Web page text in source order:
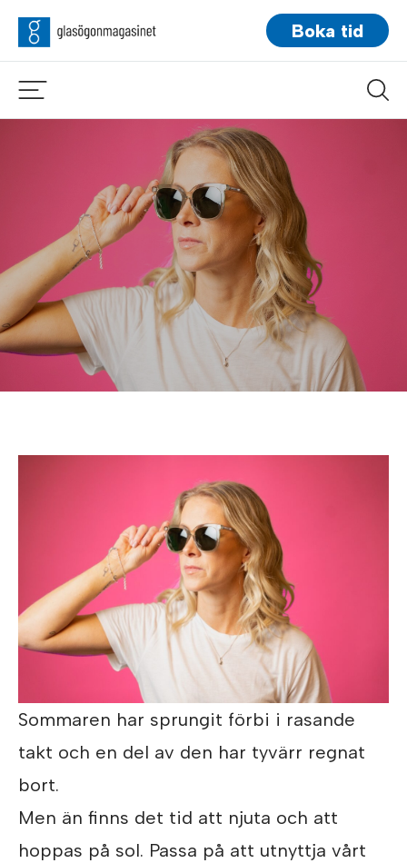
Boka tid
Sommaren har sprungit förbi i rasande
takt och en del av den har tyvärr regnat
bort.
Men än finns det tid att njuta och att
hoppas på sol. Passa på att utnyttja vårt